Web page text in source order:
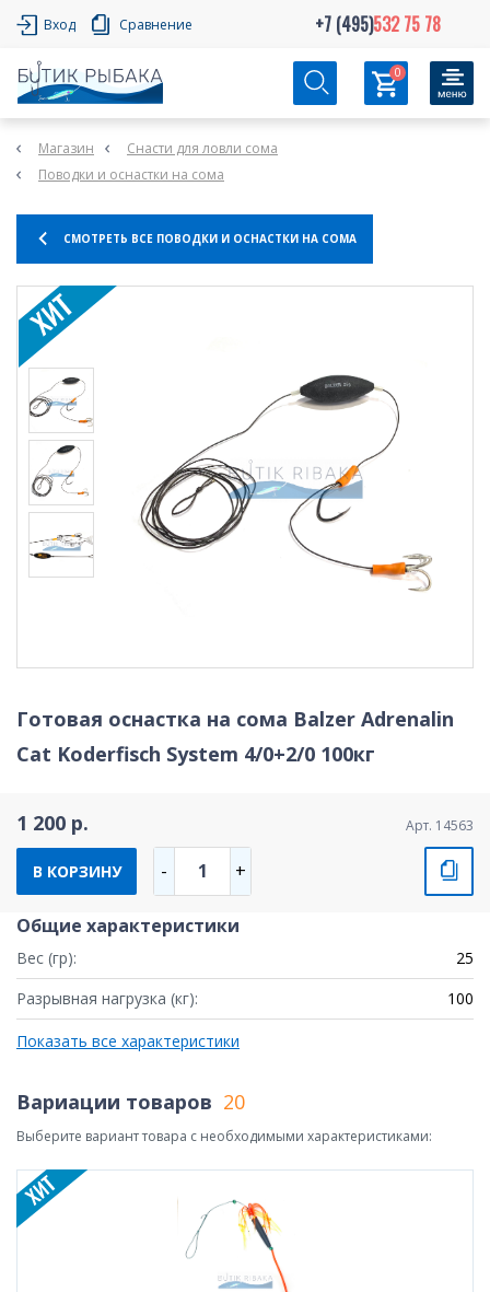
Вход Сравнение +7 (495)532 75 78
0
Магазин
Снасти для ловли сома
Поводки и оснастки на сома
СМОТРЕТЬ ВСЕ ПОВОДКИ И ОСНАСТКИ НА СОМА
Готовая оснастка на сома Balzer Adrenalin
Cat Koderfisch System 4/0+2/0 100кг
1 200 р. Арт. 14563
В КОРЗИНУ - 1 +
Общие характеристики
Вес (гр):
25
Разрывная нагрузка (кг):
100
Показать все характеристики
Вариации товаров 20
Выберите вариант товара с необходимыми характеристиками: